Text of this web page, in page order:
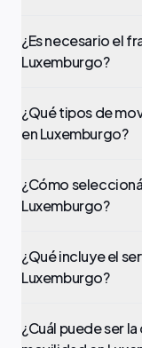
¿Es necesario el
Luxemburgo?
¿Qué tipos de
en Luxemburgo?
¿Cómo
Luxemburgo?
¿Qué incluye el
Luxemburgo?
¿Cuál puede ser